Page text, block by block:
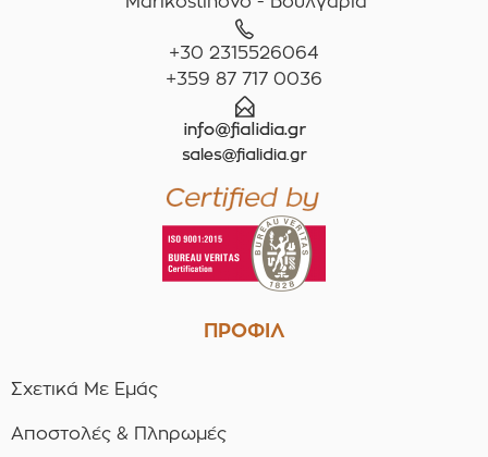
+30 2315526064
+359 87 717 0036
ΠΡΟΦΙΛ
Σχετικά Με Εμάς
Αποστολές & Πληρωμές